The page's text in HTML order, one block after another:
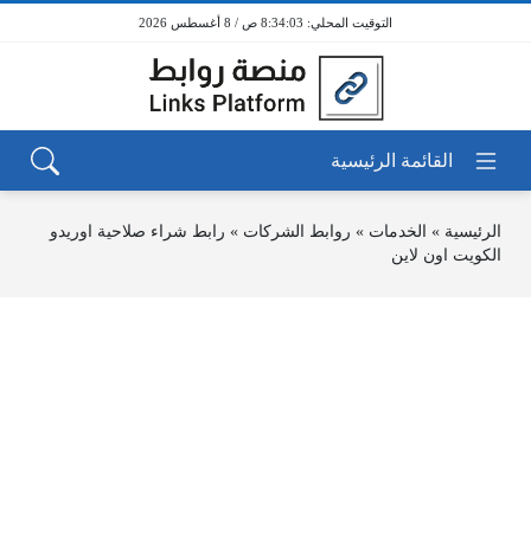
8:34:03 ص / 8 أغسطس 2026
الرئيسية » الخدمات » روابط الشركات » رابط شراء صلاحية اوريدو
الكويت اون لاين